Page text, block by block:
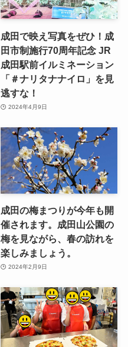
成田で映え写真をぜひ！成
田市制施行70周年記念 JR
成田駅前イルミネーション
「＃ナリタナナイロ」を見
逃すな！
2024年4月9日
成田の梅まつりが今年も開
催されます。成田山公園の
梅を見ながら、春の訪れを
楽しみましょう。
2024年2月9日